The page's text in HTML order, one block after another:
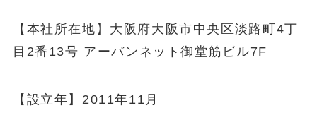
【本社所在地】大阪府大阪市中央区淡路町4丁
目2番13号 アーバンネット御堂筋ビル7F
【設立年】2011年11月